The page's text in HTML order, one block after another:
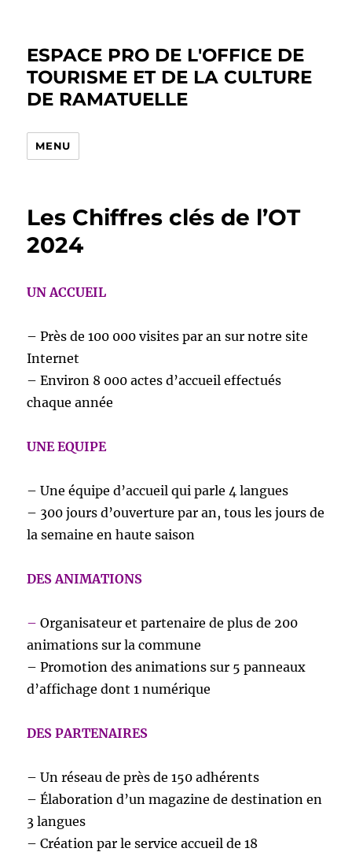
ESPACE PRO DE L'OFFICE DE
TOURISME ET DE LA CULTURE
DE RAMATUELLE
MENU
Les Chiffres clés de l’OT
2024
UN ACCUEIL
– Près de 100 000 visites par an sur notre site
Internet
– Environ 8 000 actes d’accueil effectués
chaque année
UNE EQUIPE
– Une équipe d’accueil qui parle 4 langues
– 300 jours d’ouverture par an, tous les jours de
la semaine en haute saison
DES ANIMATIONS
– Organisateur et partenaire de plus de 200
animations sur la commune
– Promotion des animations sur 5 panneaux
d’affichage dont 1 numérique
DES PARTENAIRES
– Un réseau de près de 150 adhérents
– Élaboration d’un magazine de destination en
3 langues
– Création par le service accueil de 18